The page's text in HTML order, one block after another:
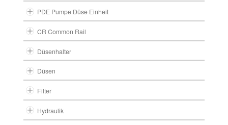
PDE Pumpe Düse Einheit
CR Common Rail
Düsenhalter
Düsen
Filter
Hydraulik